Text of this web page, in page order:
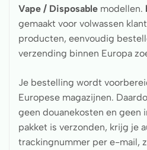
Vape / Disposable modellen.
gemaakt voor volwassen
producten, eenvoudig
verzending binnen Europa
Je bestelling wordt
Europese magazijnen.
geen douanekosten en geen
pakket is verzonden, krijg je
trackingnummer per e-mail,